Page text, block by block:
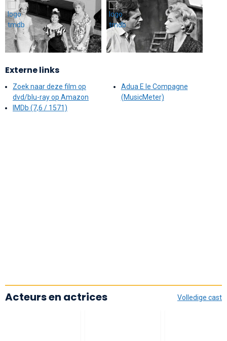
Externe links
Zoek naar deze film op
dvd/blu-ray op Amazon
IMDb (7,6 / 1571)
Adua E le Compagne
(MusicMeter)
Volledige cast
Acteurs en actrices